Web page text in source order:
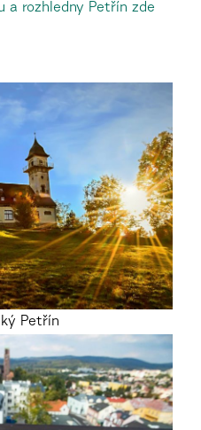
a rozhledny Petřín zde
Petřín